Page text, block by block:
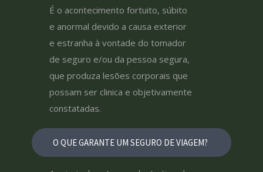
É o acontecimento fortuito, súbito
e anormal devido a causa exterior
e estranha à vontade do tomador
de seguro e/ou da pessoa segura,
que produza lesões corporais que
possam ser clinica e objetivamente
constatadas.
O QUE GARANTE UM SEGURO DE VIAGEM?